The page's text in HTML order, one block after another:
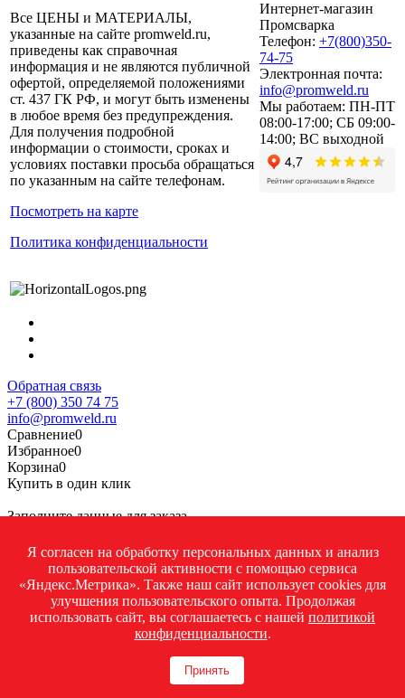
Все ЦЕНЫ и МАТЕРИАЛЫ,
указанные на сайте promweld.ru,
приведены как справочная
информация и не являются публичной
офертой, определяемой положениями
ст. 437 ГК РФ, и могут быть изменены
в любое время без предупреждения.
Для получения подробной
информации о стоимости, сроках и
условиях поставки просьба обращаться
по указанным на сайте телефонам.
Посмотреть на карте
Политика конфиденциальности
Интернет-магазин
Промсварка
Телефон: +7(800)350-
74-75
Электронная почта:
info@promweld.ru
Мы работаем: ПН-ПТ
08:00-17:00; СБ 09:00-
14:00; ВС выходной
Обратная связь
+7 (800) 350 74 75
info@promweld.ru
Сравнение0
Избранное0
Корзина0
Купить в один клик
Заполните данные для заказа
Я согласен на обработку персональных данных и анализ
пользовательской активности с помощью сервиса
«Яндекс.Метрика». Также наш сайт использует cookies для
улучшения пользовательского опыта. Продолжая
использовать сайт, вы соглашаетесь с нашей политикой
конфиденциальности.
Принять